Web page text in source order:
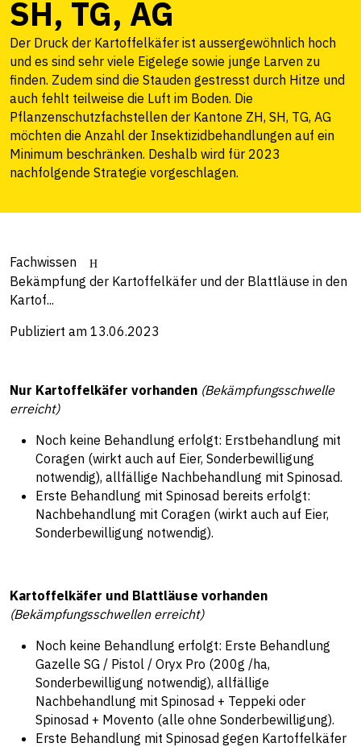
SH, TG, AG
Der Druck der Kartoffelkäfer ist aussergewöhnlich hoch
und es sind sehr viele Eigelege sowie junge Larven zu
finden. Zudem sind die Stauden gestresst durch Hitze und
auch fehlt teilweise die Luft im Boden. Die
Pflanzenschutzfachstellen der Kantone ZH, SH, TG, AG
möchten die Anzahl der Insektizidbehandlungen auf ein
Minimum beschränken. Deshalb wird für 2023
nachfolgende Strategie vorgeschlagen.
Fachwissen
Bekämpfung der Kartoffelkäfer und der Blattläuse in den
Kartof...
Publiziert am 13.06.2023
Nur Kartoffelkäfer vorhanden (Bekämpfungsschwelle
erreicht)
Noch keine Behandlung erfolgt: Erstbehandlung mit
Coragen (wirkt auch auf Eier, Sonderbewilligung
notwendig), allfällige Nachbehandlung mit Spinosad.
Erste Behandlung mit Spinosad bereits erfolgt:
Nachbehandlung mit Coragen (wirkt auch auf Eier,
Sonderbewilligung notwendig).
Kartoffelkäfer und Blattläuse vorhanden
(Bekämpfungsschwellen erreicht)
Noch keine Behandlung erfolgt: Erste Behandlung
Gazelle SG / Pistol / Oryx Pro (200g /ha,
Sonderbewilligung notwendig), allfällige
Nachbehandlung mit Spinosad + Teppeki oder
Spinosad + Movento (alle ohne Sonderbewilligung).
Erste Behandlung mit Spinosad gegen Kartoffelkäfer